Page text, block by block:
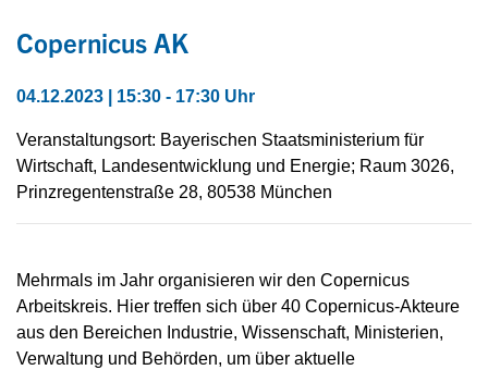
Copernicus AK
04.12.2023 | 15:30 - 17:30 Uhr
Veranstaltungsort: Bayerischen Staatsministerium für
Wirtschaft, Landesentwicklung und Energie; Raum 3026,
Prinzregentenstraße 28, 80538 München
Mehrmals im Jahr organisieren wir den Copernicus
Arbeitskreis. Hier treffen sich über 40 Copernicus-Akteure
aus den Bereichen Industrie, Wissenschaft, Ministerien,
Verwaltung und Behörden, um über aktuelle